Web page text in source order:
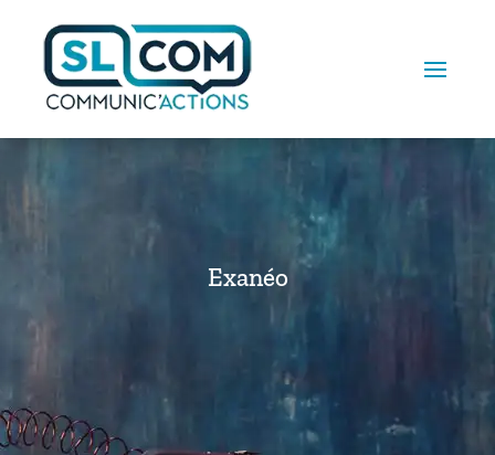
Exanéo